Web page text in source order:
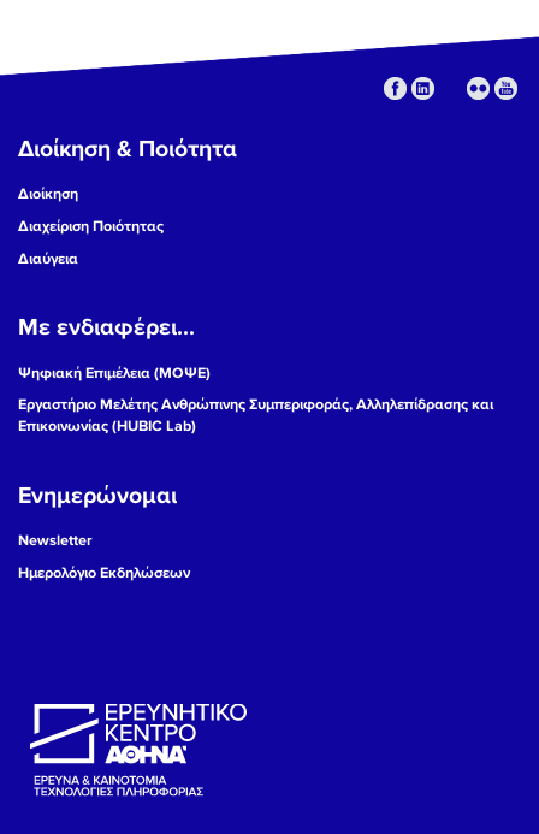
16
17
19
22
Διοίκηση & Ποιότητα
Διοίκηση
Διαχείριση Ποιότητας
Διαύγεια
Με ενδιαφέρει...
Ψηφιακή Επιμέλεια (ΜΟΨΕ)
Εργαστήριο Μελέτης Ανθρώπινης Συμπεριφοράς, Αλληλεπίδρασης και
Επικοινωνίας (HUBIC Lab)
Ενημερώνομαι
Newsletter
Ημερολόγιο Εκδηλώσεων